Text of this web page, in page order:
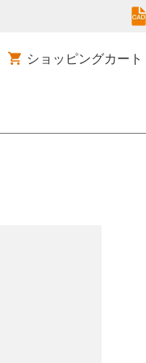
ショッピングカート